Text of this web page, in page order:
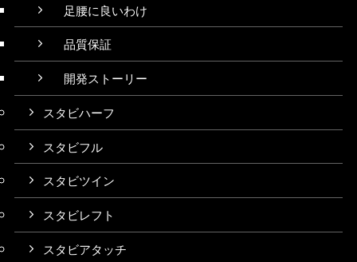
足腰に良いわけ
品質保証
開発ストーリー
スタビハーフ
スタビフル
スタビツイン
スタビレフト
スタビアタッチ